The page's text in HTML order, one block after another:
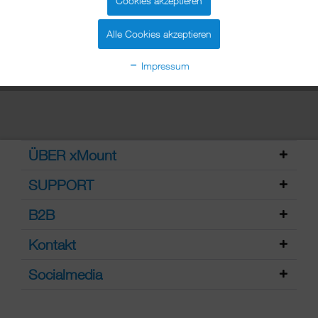
ÜBER xMount
SUPPORT
B2B
Kontakt
Socialmedia
Alle Cookies akzeptieren
Impressum